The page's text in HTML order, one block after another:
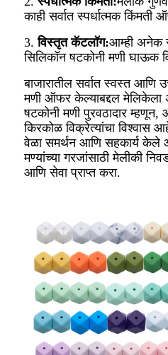
काही सर्वात स्पर्धात्मक
3.विस्तृत कॅटलॉग:आम्ही अनेक
सिलिकॉन षटकोनी मणी घाऊक
बाजारातील सर्वात स्वस्त आणि
मणी ऑफर केल्याबद्दल मेलिकेला
षटकोनी मणी पुरवठादार
किरकोळ विक्रेत्यांचा विश्वास
वेळा समर्थन आणि सहकार्य केले
मण्यांच्या गरजांसाठी मेलीकी
आणि सेवा प्राप्त करा.